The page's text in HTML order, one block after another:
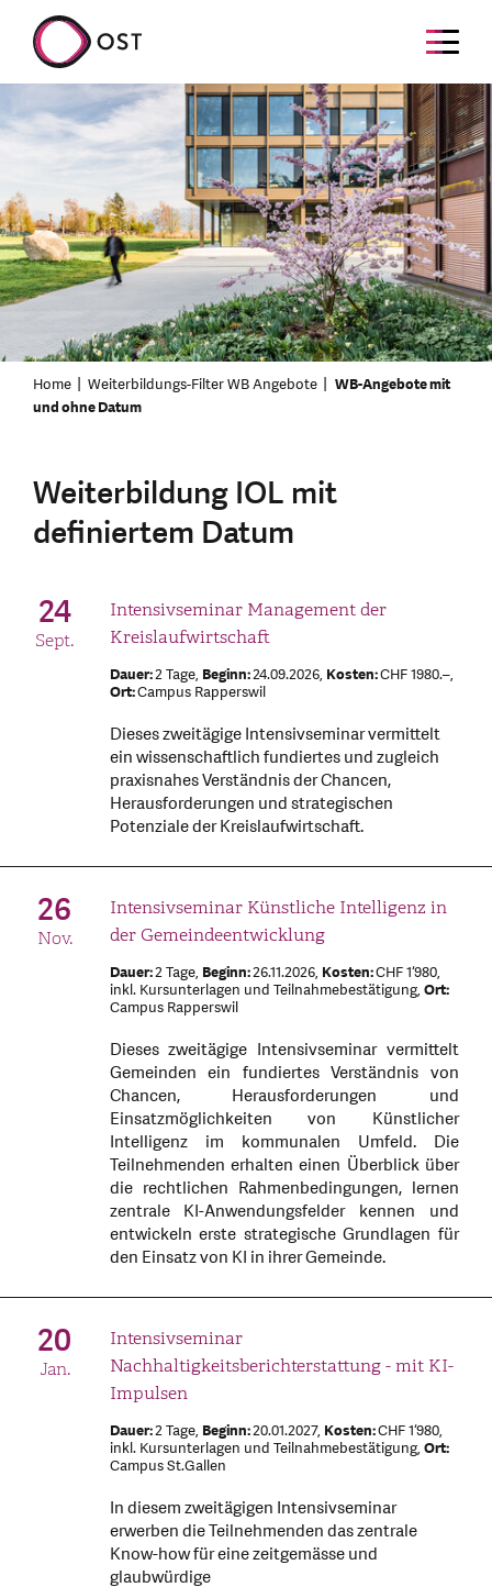
Home Weiterbildungs-Filter WB Angebote
WB-Angebote mit
und ohne Datum
Weiterbildung IOL mit
definiertem Datum
24
Sept.
Intensivseminar Management der
Kreislaufwirtschaft
Dauer:2 Tage, Beginn:24.09.2026, Kosten:CHF 1980.–,
Ort:Campus Rapperswil
Dieses zweitägige Intensivseminar vermittelt
ein wissenschaftlich fundiertes und zugleich
praxisnahes Verständnis der Chancen,
Herausforderungen und strategischen
Potenziale der Kreislaufwirtschaft.
26
Nov.
Intensivseminar Künstliche Intelligenz in
der Gemeindeentwicklung
Dauer:2 Tage, Beginn:26.11.2026, Kosten:CHF 1‘980,
inkl. Kursunterlagen und Teilnahmebestätigung, Ort:
Campus Rapperswil
Dieses zweitägige Intensivseminar vermittelt
Gemeinden ein fundiertes Verständnis von
Chancen, Herausforderungen und
Einsatzmöglichkeiten von Künstlicher
Intelligenz im kommunalen Umfeld. Die
Teilnehmenden erhalten einen Überblick über
die rechtlichen Rahmenbedingungen, lernen
zentrale KI-Anwendungsfelder kennen und
entwickeln erste strategische Grundlagen für
den Einsatz von KI in ihrer Gemeinde.
20
Jan.
Intensivseminar
Nachhaltigkeitsberichterstattung - mit KI-
Impulsen
Dauer:2 Tage, Beginn:20.01.2027, Kosten:CHF 1‘980,
inkl. Kursunterlagen und Teilnahmebestätigung, Ort:
Campus St.Gallen
In diesem zweitägigen Intensivseminar
erwerben die Teilnehmenden das zentrale
Know-how für eine zeitgemässe und
glaubwürdige